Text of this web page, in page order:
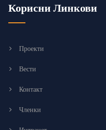
Корисни Линкови
Проекти
Вести
Контакт
Членки